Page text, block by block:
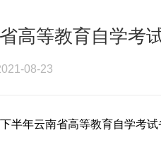
高等教育自学考
08-23
半年云南省高等教育自学考